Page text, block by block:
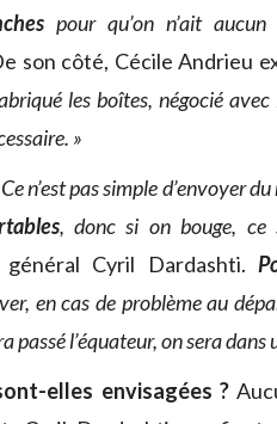
pour qu’on n’ait
son côté, Cécile Andrieu
les boîtes, négocié
»
n’est pas simple d’envoyer
, donc si on bouge,
Cyril Dardashti.
en cas de problème au
passé l’équateur, on sera
elles envisagées ?